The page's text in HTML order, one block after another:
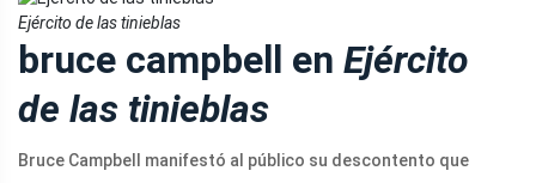
Ejército de las tinieblas
bruce campbell en Ejército
de las tinieblas
Bruce Campbell manifestó al público su descontento que